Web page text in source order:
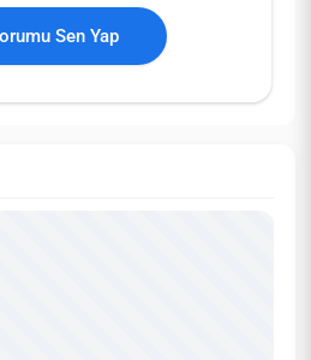
Sen Yap